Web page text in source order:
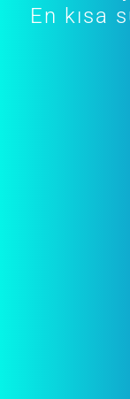
En kısa